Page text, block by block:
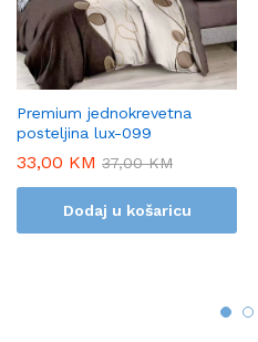
Premium jednokrevetna
posteljina lux-099
33,00 KM 37,00KM
Dodaj u košaricu